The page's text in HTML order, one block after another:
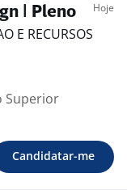
| Pleno Hoje
E RECURSOS
Superior
Candidatar-me